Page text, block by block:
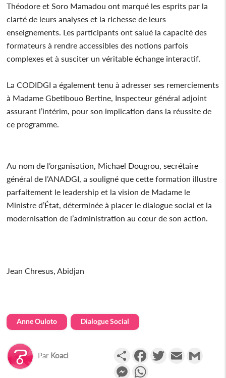
Théodore et Soro Mamadou ont marqué les esprits par la
clarté de leurs analyses et la richesse de leurs
enseignements. Les participants ont salué la capacité des
formateurs à rendre accessibles des notions parfois
complexes et à susciter un véritable échange interactif.
La CODIDGI a également tenu à adresser ses remerciements
à Madame Gbetibouo Bertine, Inspecteur général adjoint
assurant l’intérim, pour son implication dans la réussite de
ce programme.
Au nom de l’organisation, Michael Dougrou, secrétaire
général de l’ANADGI, a souligné que cette formation illustre
parfaitement le leadership et la vision de Madame le
Ministre d’État, déterminée à placer le dialogue social et la
modernisation de l’administration au cœur de son action.
Jean Chresus, Abidjan
Anne Ouloto Dialogue Social
Par Koaci PartagerFacebookTwitterEmail
Messenger